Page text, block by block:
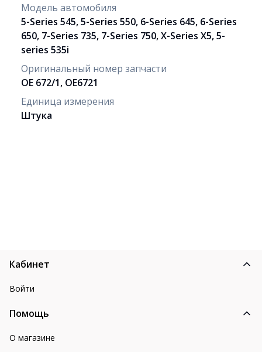
Модель автомобиля
5-Series 545, 5-Series 550, 6-Series 645, 6-Series
650, 7-Series 735, 7-Series 750, X-Series X5, 5-
series 535i
Оригинальный номер запчасти
OE 672/1, OE6721
Единица измерения
Штука
Кабинет
Войти
Помощь
О магазине